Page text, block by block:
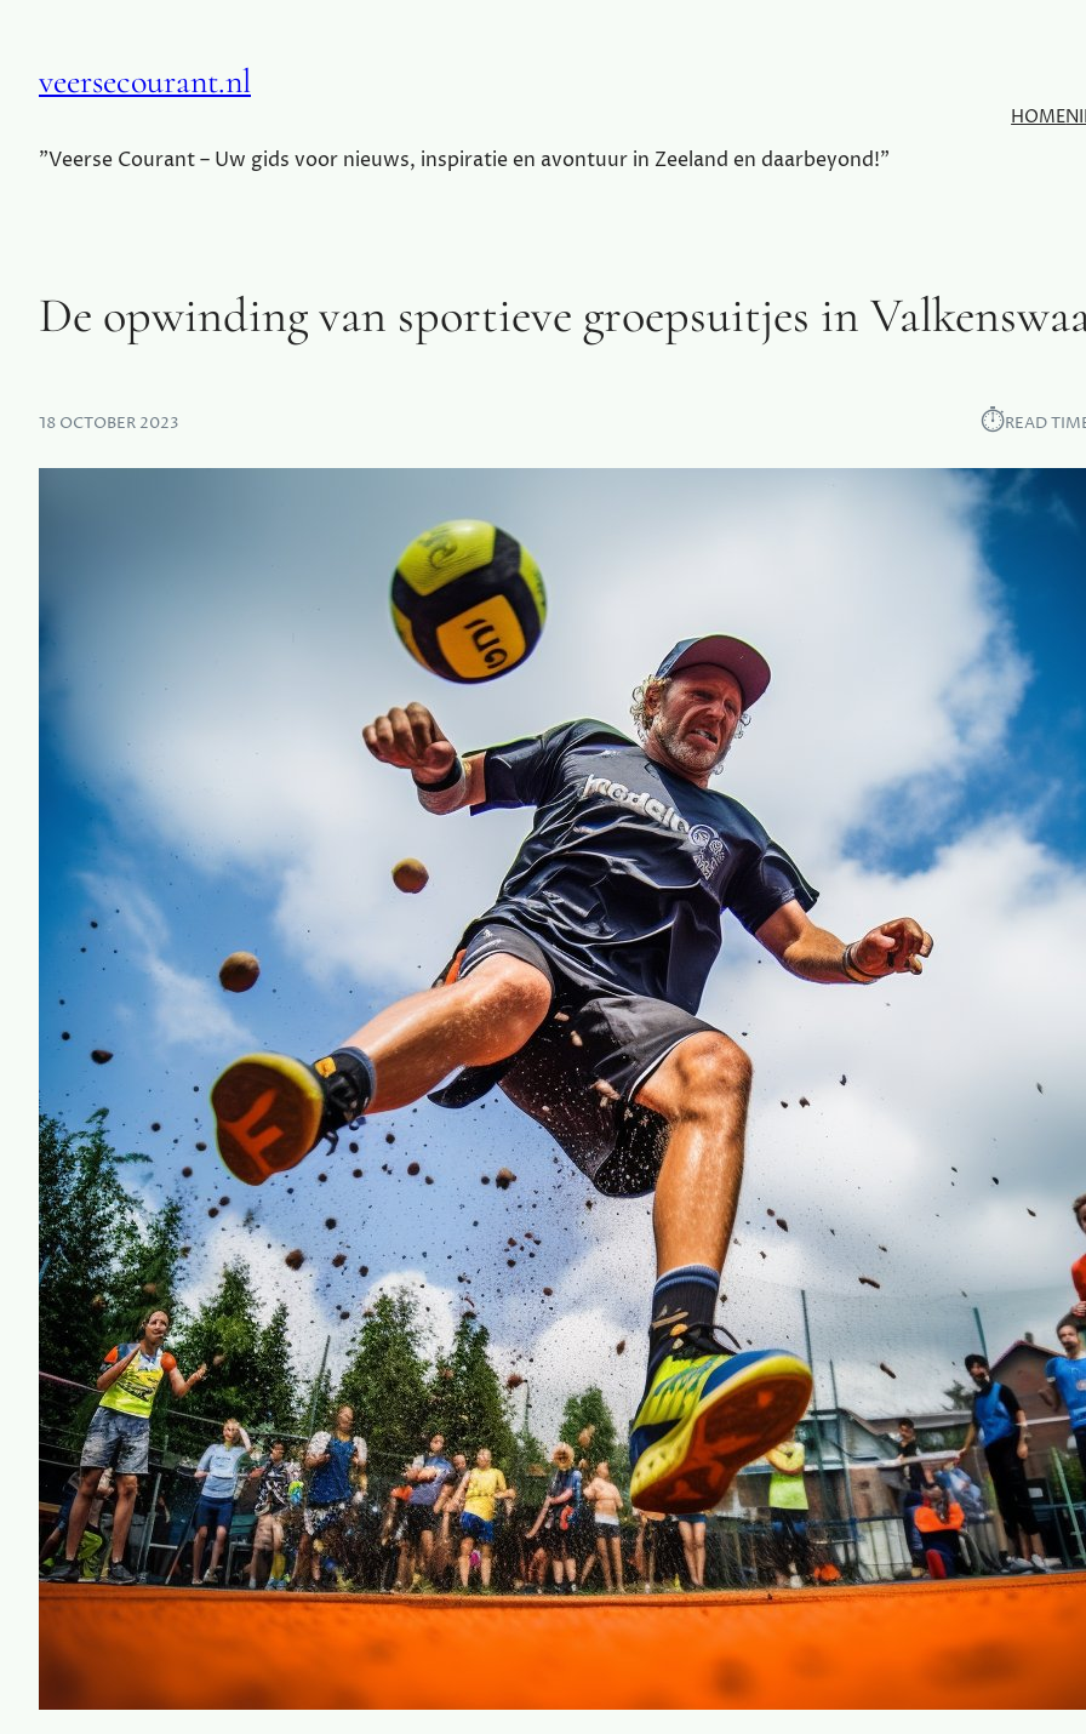
veersecourant.nl
"Veerse Courant – Uw gids voor nieuws, inspiratie en avontuur in Zeeland en daarbeyond!"
HOME
De opwinding van sportieve groepsuitjes in
18 OCTOBER 2023 ⏱︎READ